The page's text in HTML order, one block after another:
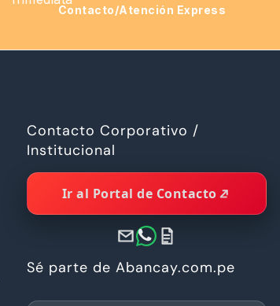
Contacto/Atención Express
Contacto Corporativo /
Institucional
Ir al Portal de Contacto
Sé parte de Abancay.com.pe